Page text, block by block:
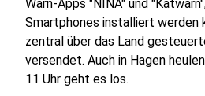
Warn-Apps "NINA" und
Smartphones installiert werden
zentral über das Land
versendet. Auch in Hagen
11 Uhr geht es los.